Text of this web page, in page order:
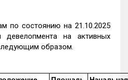
по состоянию на 21.10.2025
на активных
образом.